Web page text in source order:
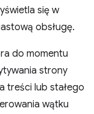
się w
obsługę.
do momentu
strony
treści lub stałego
wątku